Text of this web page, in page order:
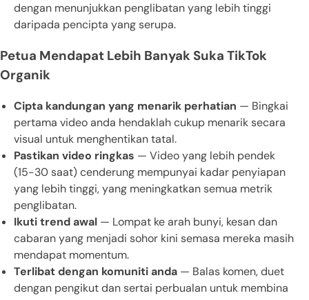
dengan menunjukkan penglibatan yang lebih tinggi
daripada pencipta yang serupa.
Petua Mendapat Lebih Banyak Suka TikTok
Organik
Cipta kandungan yang menarik perhatian — Bingkai
pertama video anda hendaklah cukup menarik secara
visual untuk menghentikan tatal.
Pastikan video ringkas — Video yang lebih pendek
(15-30 saat) cenderung mempunyai kadar penyiapan
yang lebih tinggi, yang meningkatkan semua metrik
penglibatan.
Ikuti trend awal — Lompat ke arah bunyi, kesan dan
cabaran yang menjadi sohor kini semasa mereka masih
mendapat momentum.
Terlibat dengan komuniti anda — Balas komen, duet
dengan pengikut dan sertai perbualan untuk membina